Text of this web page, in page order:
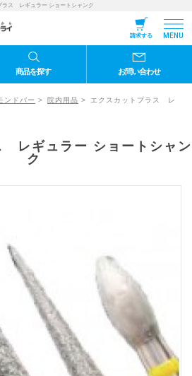
ラス レギュラー ショートシャンク
請求する MENU
商品を探す お問い合わせ
ンドバー 院内用品
エクスカットプラス レ
レギュラー ショートシャン
ク